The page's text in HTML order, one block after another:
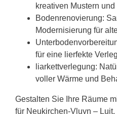
kreativen Mustern und
Bodenrenovierung:
Modernisierung für
für eine lierfekte
liarkettverlegung:
voller Wärme und
Gestalten Sie Ihre Räume
für Neukirchen-Vluyn –